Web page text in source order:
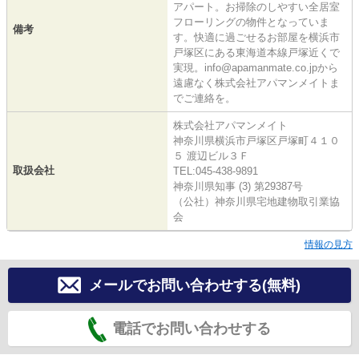
備考
アパート。お掃除のしやすい全居室
フローリングの物件となっていま
す。快適に過ごせるお部屋を横浜市
戸塚区にある東海道本線戸塚近くで
実現。info@apamanmate.co.jpから
遠慮なく株式会社アパマンメイトま
でご連絡を。
取扱会社
株式会社アパマンメイト
神奈川県横浜市戸塚区戸塚町４１０
５ 渡辺ビル３Ｆ
TEL:045-438-9891
神奈川県知事 (3) 第29387号
（公社）神奈川県宅地建物取引業協
会
情報の見方
メールでお問い合わせする(無料)
電話でお問い合わせする